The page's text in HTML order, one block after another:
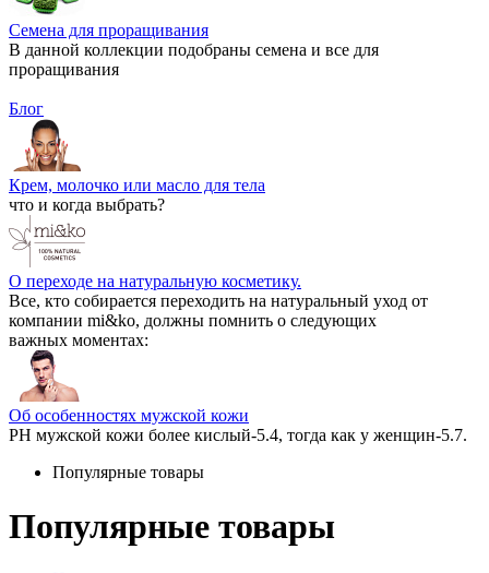
Семена для проращивания
В данной коллекции подобраны семена и все для
проращивания
Блог
Крем, молочко или масло для тела
что и когда выбрать?
О переходе на натуральную косметику.
Все, кто собирается переходить на натуральный уход от
компании mi&ko, должны помнить о следующих
важных моментах:
Об особенностях мужской кожи
РН мужской кожи более кислый-5.4, тогда как у женщин-5.7.
Популярные товары
Популярные товары